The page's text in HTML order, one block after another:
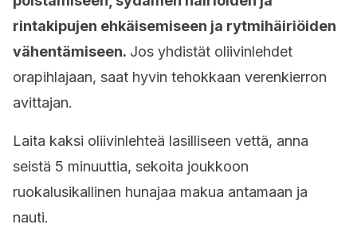
rintakipujen ehkäisemiseen ja rytmihäiriöiden
vähentämiseen. Jos yhdistät oliivinlehdet
orapihlajaan, saat hyvin tehokkaan verenkierron
avittajan.
Laita kaksi oliivinlehteä lasilliseen vettä, anna
seistä 5 minuuttia, sekoita joukkoon
ruokalusikallinen hunajaa makua antamaan ja
nauti.